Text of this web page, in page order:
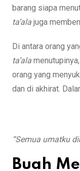
barang siapa
ta’ala juga
Di antara orang
ta’ala
orang yang
dan di akhirat.
“Semua umatku
Buah